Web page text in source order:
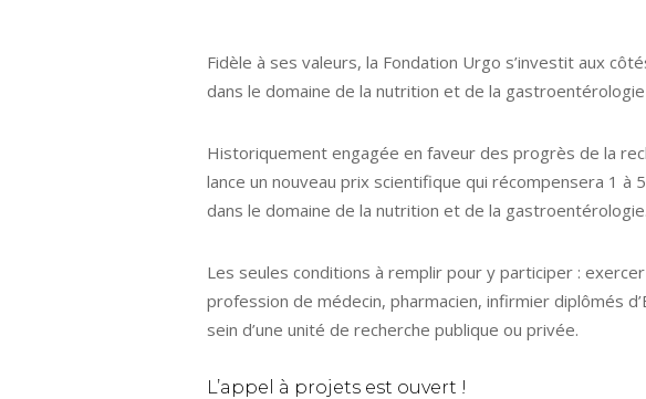
Fidèle à ses valeurs, la Fondation Urgo s’investit aux
dans le domaine de la nutrition et de la gastroentérologie
Historiquement engagée en faveur des progrès de la
lance un nouveau prix scientifique qui récompensera 1 à
dans le domaine de la nutrition et de la gastroentérologie.
Les seules conditions à remplir pour y participer :
profession de médecin, pharmacien, infirmier diplômés
sein d’une unité de recherche publique ou privée.
L’appel à projets est ouvert !